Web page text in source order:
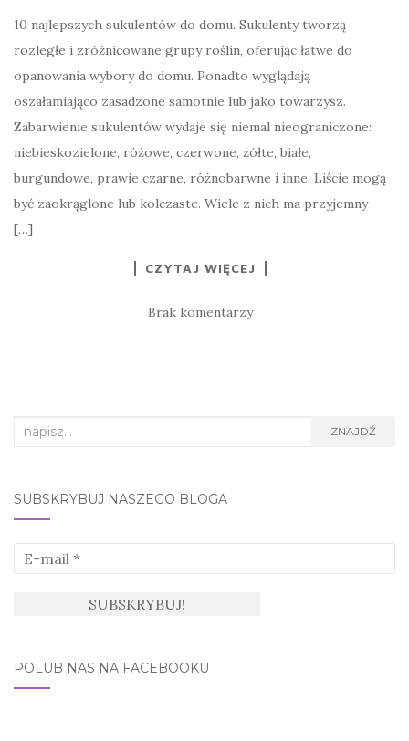
10 najlepszych sukulentów do domu. Sukulenty tworzą
rozległe i zróżnicowane grupy roślin, oferując łatwe do
opanowania wybory do domu. Ponadto wyglądają
oszałamiająco zasadzone samotnie lub jako towarzysz.
Zabarwienie sukulentów wydaje się niemal nieograniczone:
niebieskozielone, różowe, czerwone, żółte, białe,
burgundowe, prawie czarne, różnobarwne i inne. Liście mogą
być zaokrąglone lub kolczaste. Wiele z nich ma przyjemny
[…]
CZYTAJ WIĘCEJ
Brak komentarzy
Search
ZNAJDŹ
SUBSKRYBUJ NASZEGO BLOGA
POLUB NAS NA FACEBOOKU